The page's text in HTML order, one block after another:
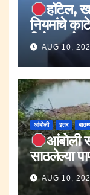
हॉटेल,
नियमांचे
नितेश राणे.
AUG 10,
आंबोली इतर
आंबोली
साठलेल्या
AUG 10,